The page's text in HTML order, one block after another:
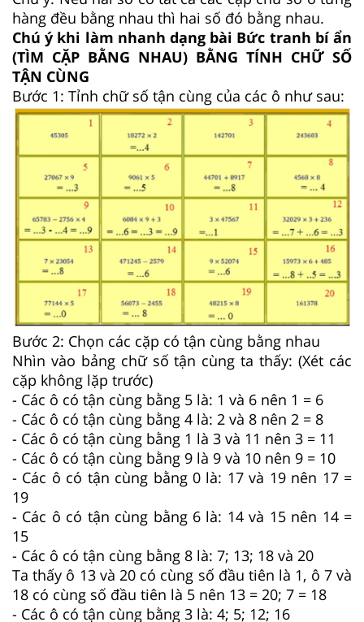
hàng đều bằng nhau thì hai số đó bằng nhau.
Chú ý khi làm nhanh dạng bài Bức tranh bí ẩn
(TÌM CẶP BẰNG NHAU) BẰNG TÍNH CHỮ SỐ
TẬN CÙNG
Bước 1: Tỉnh chữ số tận cùng của các ô như sau:
Bước 2: Chọn các cặp có tận cùng bằng nhau
Nhìn vào bảng chữ số tận cùng ta thấy: (Xét các
cặp không lặp trước)
- Các ô có tận cùng bằng 5 là: 1 và 6 nên 1 = 6
- Các ô có tận cùng bằng 4 là: 2 và 8 nên 2 = 8
- Các ô có tận cùng bằng 1 là 3 và 11 nên 3 = 11
- Các ô có tận cùng bằng 9 là 9 và 10 nên 9 = 10
- Các ô có tận cùng bằng 0 là: 17 và 19 nên 17 =
19
- Các ô có tận cùng bằng 6 là: 14 và 15 nên 14 =
15
- Các ô có tận cùng bằng 8 là: 7; 13; 18 và 20
Ta thấy ô 13 và 20 có cùng số đầu tiên là 1, ô 7 và
18 có cùng số đầu tiên là 5 nên 13 = 20; 7 = 18
- Các ô có tận cùng bằng 3 là: 4; 5; 12; 16